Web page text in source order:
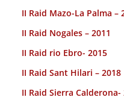
II Raid Mazo-La Palma –
II Raid Nogales – 2011
II Raid rio Ebro- 2015
II Raid Sant Hilari – 2018
II Raid Sierra Calderona-